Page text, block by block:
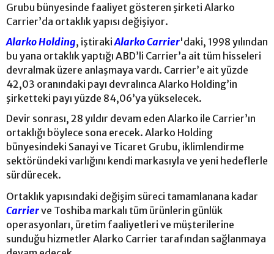
Grubu bünyesinde faaliyet gösteren şirketi Alarko
Carrier’da ortaklık yapısı değişiyor.
Alarko Holding, iştirakiAlarko Carrier'daki, 1998 yılından
bu yana ortaklık yaptığı ABD’li Carrier’a ait tüm hisseleri
devralmak üzere anlaşmaya vardı. Carrier’e ait yüzde
42,03 oranındaki payı devralınca Alarko Holding’in
şirketteki payı yüzde 84,06’ya yükselecek.
Devir sonrası, 28 yıldır devam eden Alarko ile Carrier’ın
ortaklığı böylece sona erecek. Alarko Holding
bünyesindeki Sanayi ve Ticaret Grubu, iklimlendirme
sektöründeki varlığını kendi markasıyla ve yeni hedeflerle
sürdürecek.
Ortaklık yapısındaki değişim süreci tamamlanana kadar
Carrierve Toshiba markalı tüm ürünlerin günlük
operasyonları, üretim faaliyetleri ve müşterilerine
sunduğu hizmetler Alarko Carrier tarafından sağlanmaya